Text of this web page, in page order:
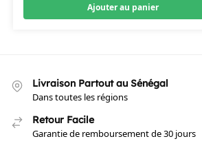
Ajouter au panier
Livraison Partout au Sénégal
Dans toutes les régions
Retour Facile
Garantie de remboursement de 30 jours